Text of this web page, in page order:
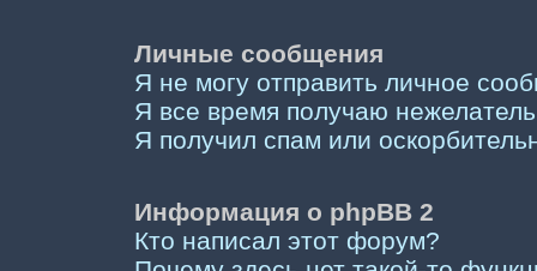
Личные сообщения
Я не могу отправить личное
Я все время получаю
Я получил спам или
Информация о phpBB 2
Кто написал этот форум?